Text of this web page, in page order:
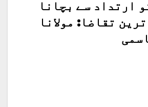
ارتداد سے بچانا
تقاضا: مولانا